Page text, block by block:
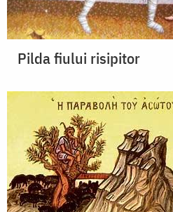
Pilda fiului risipitor